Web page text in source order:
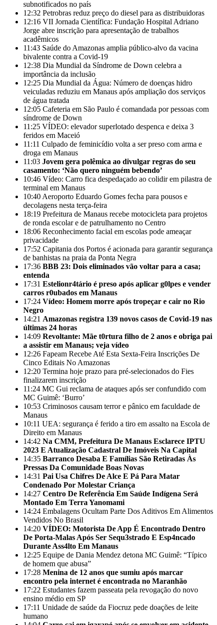
subnotificados no país
12:32 Petrobras reduz preço do diesel para as distribuidoras
12:16 VII Jornada Científica: Fundação Hospital Adriano
Jorge abre inscrição para apresentação de trabalhos
acadêmicos
11:43 Saúde do Amazonas amplia público-alvo da vacina
bivalente contra a Covid-19
12:38 Dia Mundial da Síndrome de Down celebra a
importância da inclusão
12:25 Dia Mundial da Água: Número de doenças hidro
veiculadas reduziu em Manaus após ampliação dos serviços
de água tratada
12:05 Cafeteria em São Paulo é comandada por pessoas com
síndrome de Down
11:25 VÍDEO: elevador superlotado despenca e deixa 3
feridos em Maceió
11:11 Culpado de feminicídio volta a ser preso com arma e
droga em Manaus
11:03 Jovem gera polêmica ao divulgar regras do seu
casamento: ‘Não quero ninguém bebendo’
10:46 Vídeo: Carro fica despedaçado ao colidir em pilastra de
terminal em Manaus
10:40 Aeroporto Eduardo Gomes fecha para pousos e
decolagens nesta terça-feira
18:19 Prefeitura de Manaus recebe motocicleta para projetos
de ronda escolar e de patrulhamento no Centro
18:06 Reconhecimento facial em escolas pode ameaçar
privacidade
17:52 Capitania dos Portos é acionada para garantir segurança
de banhistas na praia da Ponta Negra
17:36 BBB 23: Dois eliminados vão voltar para a casa;
entenda
17:31 Estelionr4tário é preso após aplicar g0lpes e vender
carros r0ubados em Manaus
17:24 Vídeo: Homem morre após tropeçar e cair no Rio
Negro
14:21 Amazonas registra 139 novos casos de Covid-19 nas
últimas 24 horas
14:09 Revoltante: Mãe t0rtura filho de 2 anos e obriga pai
a assistir em Manaus; veja vídeo
12:26 Fapeam Recebe Até Esta Sexta-Feira Inscrições De
Cinco Editais No Amazonas
12:20 Termina hoje prazo para pré-selecionados do Fies
finalizarem inscrição
11:24 MC Gui reclama de ataques após ser confundido com
MC Guimê: ‘Burro’
10:53 Criminosos causam terror e pânico em faculdade de
Manaus
10:11 UEA: segurança é ferido a tiro em assalto na Escola de
Direito em Manaus
14:42 Na CMM, Prefeitura De Manaus Esclarece IPTU
2023 E Atualização Cadastral De Imóveis Na Capital
14:35 Barranco Desaba E Famílias São Retiradas Às
Pressas Da Comunidade Boas Novas
14:31 Pai Usa Chifres De Alce E Pá Para Matar
Condenado Por Molestar Criança
14:27 Centro De Referência Em Saúde Indígena Será
Montado Em Terra Yanomami
14:24 Embalagens Ocultam Parte Dos Aditivos Em Alimentos
Vendidos No Brasil
14:20 VÍDEO: Motorista De App É Encontrado Dentro
De Porta-Malas Após Ser Sequ3strado E Esp4ncado
Durante Ass4lto Em Manaus
12:25 Equipe de Dania Mendez detona MC Guimê: “Típico
de homem que abusa”
17:28 Menina de 12 anos que sumiu após marcar
encontro pela internet é encontrada no Maranhão
17:22 Estudantes fazem passeata pela revogação do novo
ensino médio em SP
17:11 Unidade de saúde da Fiocruz pede doações de leite
humano